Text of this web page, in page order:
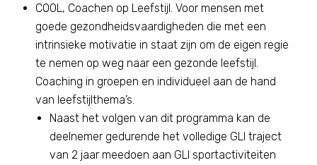
COOL, Coachen op Leefstijl. Voor mensen met
goede gezondheidsvaardigheden die met een
intrinsieke motivatie in staat zijn om de eigen regie
te nemen op weg naar een gezonde leefstijl.
Coaching in groepen en individueel aan de hand
van leefstijlthema’s.
Naast het volgen van dit programma kan de
deelnemer gedurende het volledige GLI traject
van 2 jaar meedoen aan GLI sportactiviteiten